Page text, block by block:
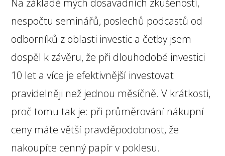
Na základě mých dosavadních zkušeností,
nespočtu seminářů, poslechů podcastů od
odborníků z oblasti investic a četby jsem
dospěl k závěru, že při dlouhodobé investici
10 let a více je efektivnější investovat
pravidelněji než jednou měsíčně. V krátkosti,
proč tomu tak je: při průměrování nákupní
ceny máte větší pravděpodobnost, že
nakoupíte cenný papír v poklesu.